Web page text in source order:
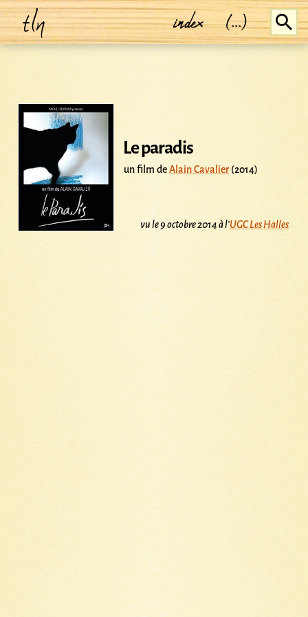
tln index (...)
Le paradis
un film deAlain Cavalier(2014)
vu le 9 octobre 2014 à l'UGC Les Halles